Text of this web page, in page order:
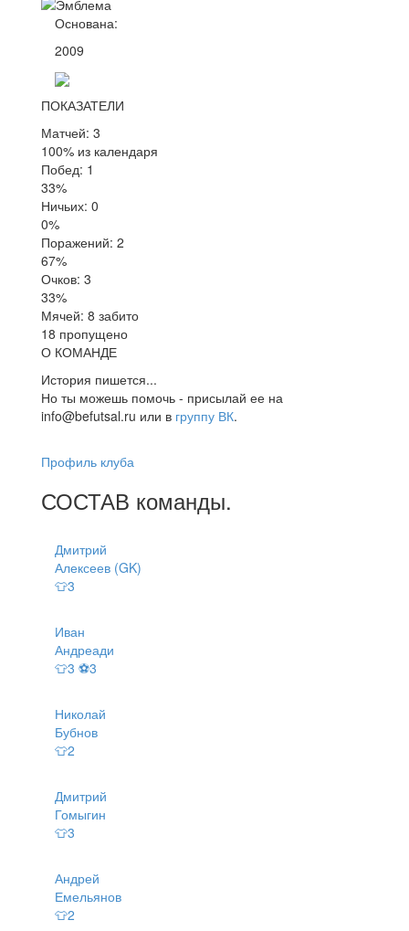
Основана:
2009
ПОКАЗАТЕЛИ
Матчей: 3
100% из календаря
Побед: 1
33%
Ничьих: 0
0%
Поражений: 2
67%
Очков: 3
33%
Мячей: 8 забито
18 пропущено
О КОМАНДЕ
История пишется...
Но ты можешь помочь - присылай ее на
info@befutsal.ru или в группу ВК.
Профиль клуба
СОСТАВ команды.
Дмитрий
Алексеев (GK)
👕3
Иван
Андреади
👕3 ⚽3
Николай
Бубнов
👕2
Дмитрий
Гомыгин
👕3
Андрей
Емельянов
👕2